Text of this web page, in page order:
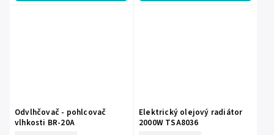
Odvlhčovač - pohlcovač
vlhkosti BR-20A
Elektrický olejový radiátor
2000W TSA8036